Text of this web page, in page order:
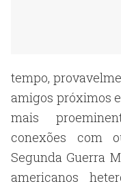
tempo,
amigos próximos
mais
conexões com
Segunda Guerra
americanos